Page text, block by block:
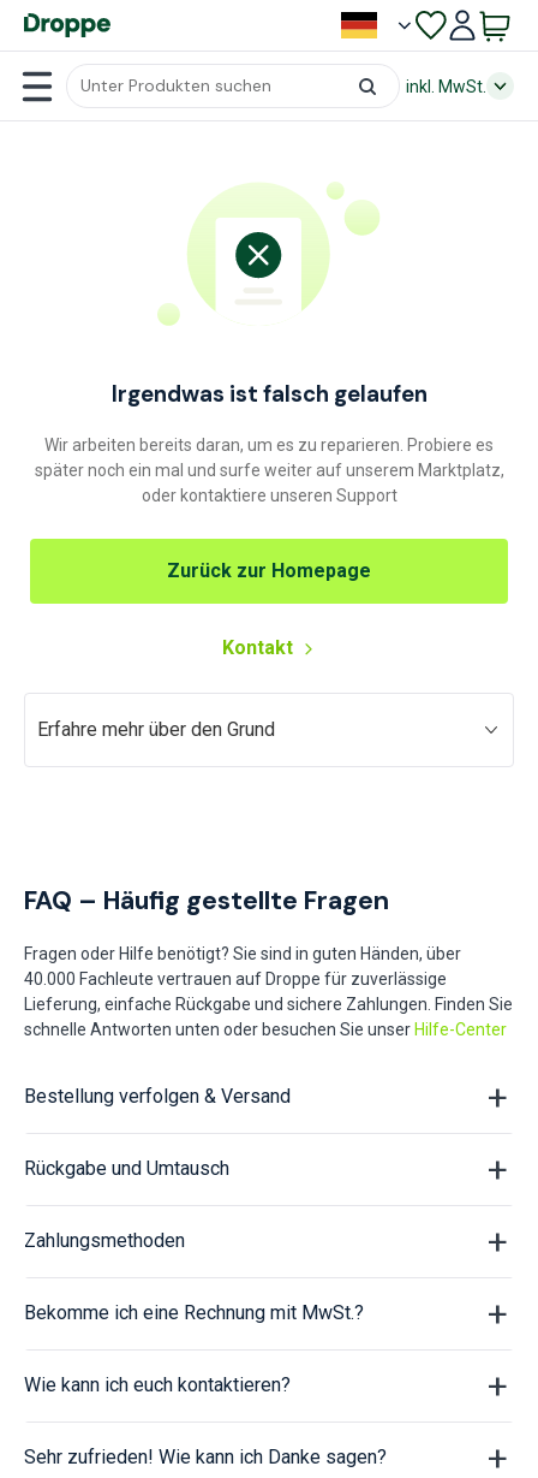
inkl. MwSt.
Irgendwas ist falsch gelaufen
Wir arbeiten bereits daran, um es zu reparieren. Probiere es
später noch ein mal und surfe weiter auf unserem Marktplatz,
oder kontaktiere unseren Support
Zurück zur Homepage
Kontakt
Erfahre mehr über den Grund
FAQ – Häufig gestellte Fragen
Fragen oder Hilfe benötigt? Sie sind in guten Händen, über
40.000 Fachleute vertrauen auf Droppe für zuverlässige
Lieferung, einfache Rückgabe und sichere Zahlungen. Finden Sie
schnelle Antworten unten oder besuchen Sie unser Hilfe-Center
Bestellung verfolgen & Versand
Rückgabe und Umtausch
Zahlungsmethoden
Bekomme ich eine Rechnung mit MwSt.?
Wie kann ich euch kontaktieren?
Sehr zufrieden! Wie kann ich Danke sagen?